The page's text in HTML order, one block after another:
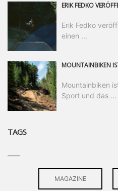
Erik Fedko
einen ...
Mountainbiken
Sport und das ...
TAGS
MAGAZINE